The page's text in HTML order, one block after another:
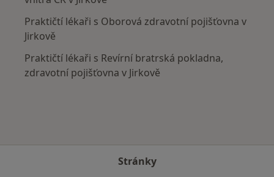
Praktičtí lékaři s Oborová zdravotní pojišťovna v
Jirkově
Praktičtí lékaři s Revírní bratrská pokladna,
zdravotní pojišťovna v Jirkově
Stránky